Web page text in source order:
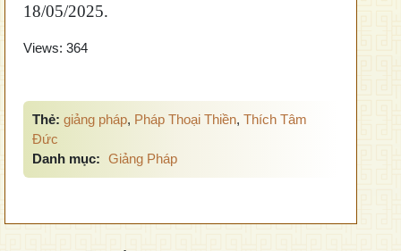
18/05/2025.
Views: 364
Thẻ: giảng pháp, Pháp Thoại Thiền, Thích Tâm
Đức
Danh mục: Giảng Pháp